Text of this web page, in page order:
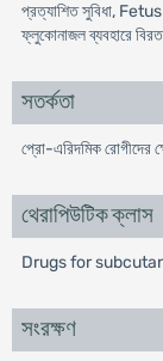
প্রত্যাশিত সুবিধা, Fetus
ফ্লুকোনাজল ব্যবহারে
সতর্কতা
প্রো-এরিদমিক রোগীদের
থেরাপিউটিক ক্লাস
Drugs for
সংরক্ষণ